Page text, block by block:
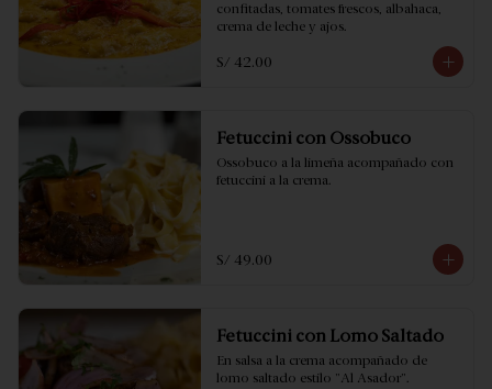
confitadas, tomates frescos, albahaca,
crema de leche y ajos.
S/ 42.00
Fetuccini con Ossobuco
Ossobuco a la limeña acompañado con
fetuccini a la crema.
S/ 49.00
Fetuccini con Lomo Saltado
En salsa a la crema acompañado de
lomo saltado estilo "Al Asador".